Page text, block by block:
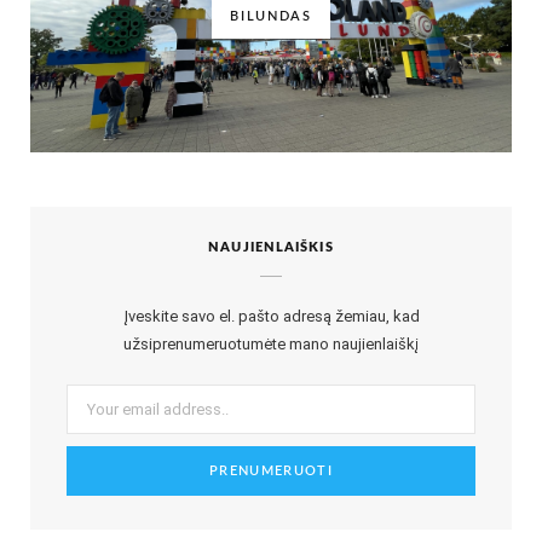
BILUNDAS
NAUJIENLAIŠKIS
Įveskite savo el. pašto adresą žemiau, kad
užsiprenumeruotumėte mano naujienlaiškį